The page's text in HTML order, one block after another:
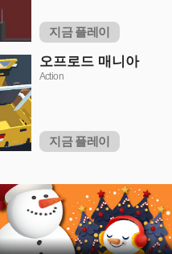
지금 플레이
오프로드 매니아
Action
지금 플레이